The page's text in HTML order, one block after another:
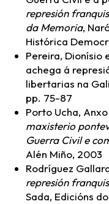
represión
da Memoria,
Histórica
Pereira, Dionísio
achega á
libertarias na
pp. 75-87
Porto Ucha,
maxisterio
Guerra Civil e
Alén Miño, 2003
Rodríguez
represión
Sada, Edicións